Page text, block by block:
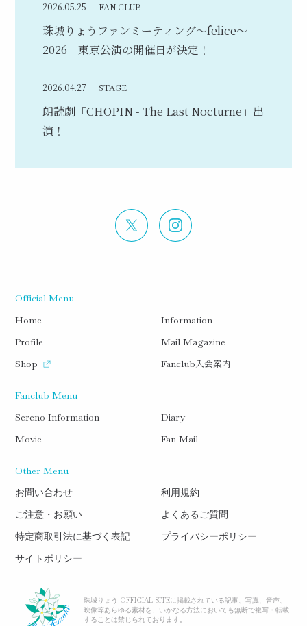
2026.05.25 FAN CLUB
珠城りょうファンミーティング～felice～
2026 東京公演の開催日が決定！
2026.04.27 STAGE
朗読劇「CHOPIN - The Last Nocturne」出
演！
Official Menu
Home
Information
Profile
Mail Magazine
Shop
Fanclub入会案内
Fanclub Menu
Sereno Information
Diary
Movie
Fan Mail
Other Menu
お問い合わせ
利用規約
ご注意・お願い
よくあるご質問
特定商取引法に基づく表記
プライバシーポリシー
サイトポリシー
珠城りょう OFFICIAL SITEに掲載されている記事、写真、音声、
映像等あらゆる素材を、いかなる方法においても無断で複写・転載
することは禁じられております。